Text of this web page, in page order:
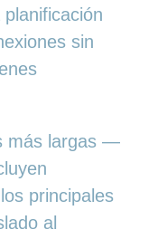
sin
más largas —
principales
al